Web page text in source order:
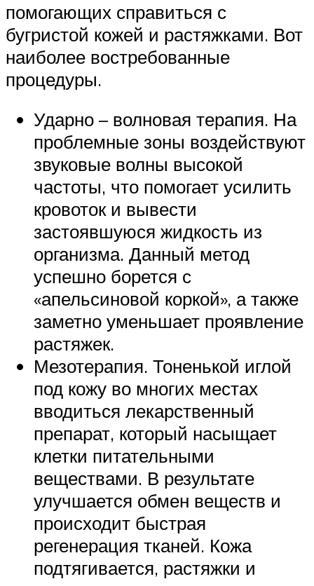
помогающих справиться с
бугристой кожей и растяжками. Вот
наиболее востребованные
процедуры.
Ударно – волновая терапия. На
проблемные зоны воздействуют
звуковые волны высокой
частоты, что помогает усилить
кровоток и вывести
застоявшуюся жидкость из
организма. Данный метод
успешно борется с
«апельсиновой коркой», а также
заметно уменьшает проявление
растяжек.
Мезотерапия. Тоненькой иглой
под кожу во многих местах
вводиться лекарственный
препарат, который насыщает
клетки питательными
веществами. В результате
улучшается обмен веществ и
происходит быстрая
регенерация тканей. Кожа
подтягивается, растяжки и